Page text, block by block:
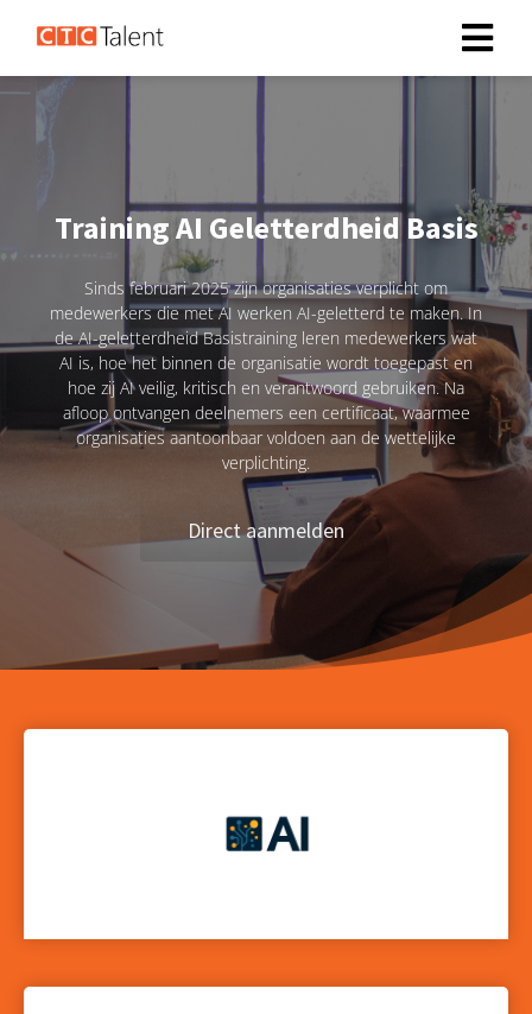
Training AI Geletterdheid Basis
Sinds februari 2025 zijn organisaties verplicht om
medewerkers die met AI werken AI-geletterd te maken. In
de AI-geletterdheid Basistraining leren medewerkers wat
AI is, hoe het binnen de organisatie wordt toegepast en
hoe zij AI veilig, kritisch en verantwoord gebruiken. Na
afloop ontvangen deelnemers een certificaat, waarmee
organisaties aantoonbaar voldoen aan de wettelijke
verplichting.
Direct aanmelden